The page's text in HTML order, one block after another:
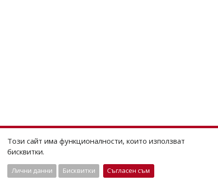
Този сайт има функционалности, които използват
бисквитки.
Лични данни Бисквитки Съгласен съм